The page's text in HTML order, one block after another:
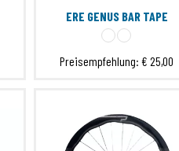
ERE GENUS BAR TAPE
Preisempfehlung:€ 25,00